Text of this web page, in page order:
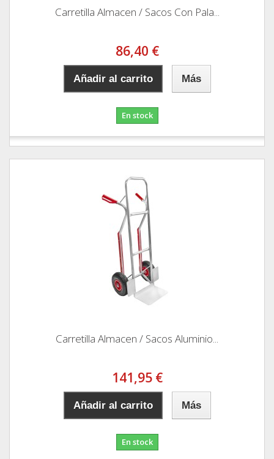
Carretilla Almacen / Sacos Con Pala...
86,40 €
Añadir al carrito Más
En stock
Carretilla Almacen / Sacos Aluminio...
141,95 €
Añadir al carrito Más
En stock